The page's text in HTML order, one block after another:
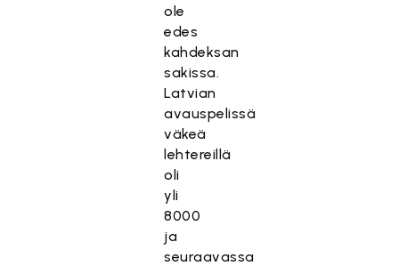
ole
edes
kahdeksan
sakissa.
Latvian
avauspelissä
väkeä
lehtereillä
oli
yli
8000
ja
seuraavassa